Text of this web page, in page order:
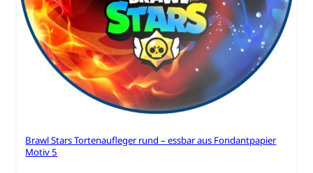
Brawl Stars Tortenaufleger rund – essbar aus Fondantpapier
Motiv 5